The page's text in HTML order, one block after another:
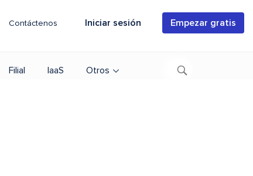
Contáctenos Iniciar sesión Empezar gratis
Filial IaaS Otros